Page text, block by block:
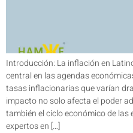
Introducción: La inflación en
central en las agendas
tasas inflacionarias que varían
impacto no solo afecta el poder
también el ciclo económico de las
expertos en […]